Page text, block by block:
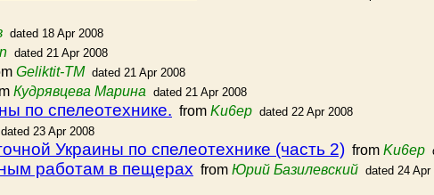
dated 18 Apr 2008
dated 21 Apr 2008
Geliktit-TM dated 21 Apr 2008
Кудрявцева Марина dated 21 Apr 2008
по спелеотехнике. from Ku6ep dated 22 Apr 2008
dated 23 Apr 2008
Украины по спелеотехнике (часть 2) from Ku6ep
работам в пещерах from Юрий Базилевский dated 24 Apr